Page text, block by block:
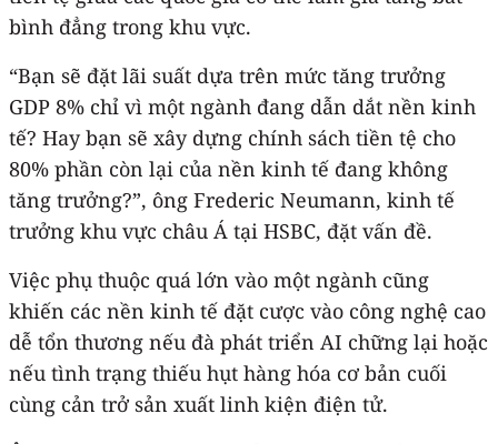
bình đẳng trong khu vực.
“Bạn sẽ đặt lãi suất dựa trên mức tăng trưởng
GDP 8% chỉ vì một ngành đang dẫn dắt nền kinh
tế? Hay bạn sẽ xây dựng chính sách tiền tệ cho
80% phần còn lại của nền kinh tế đang không
tăng trưởng?”, ông Frederic Neumann, kinh tế
trưởng khu vực châu Á tại HSBC, đặt vấn đề.
Việc phụ thuộc quá lớn vào một ngành cũng
khiến các nền kinh tế đặt cược vào công nghệ cao
dễ tổn thương nếu đà phát triển AI chững lại hoặc
nếu tình trạng thiếu hụt hàng hóa cơ bản cuối
cùng cản trở sản xuất linh kiện điện tử.